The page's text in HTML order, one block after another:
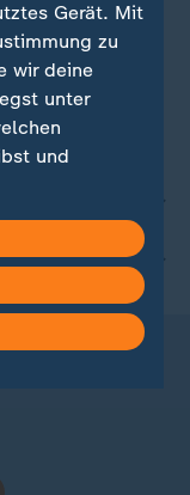
Gerät. Mit
zu
wir deine
unter
und
oder ändern.
unserer